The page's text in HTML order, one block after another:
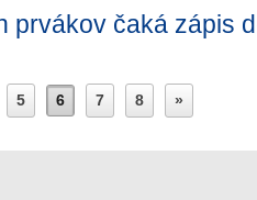
prvákov čaká zápis
5 6 7 8 »